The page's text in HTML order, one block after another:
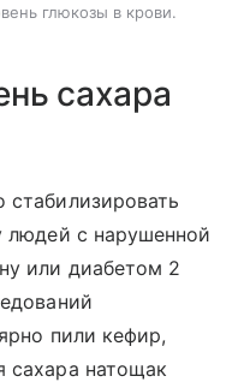
глюкозы в крови.
сахара
людей с нарушенной
или диабетом 2
пили кефир,
сахара натощак